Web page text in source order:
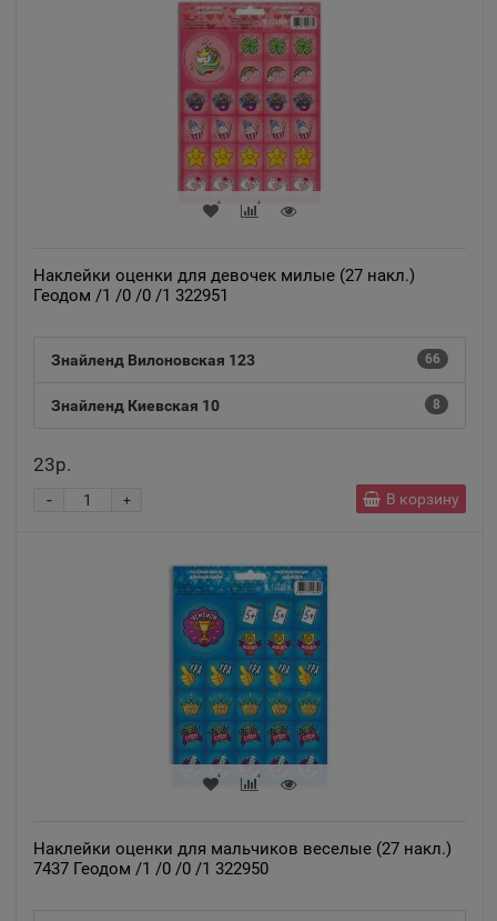
Наклейки оценки для девочек милые (27 накл.)
Геодом /1 /0 /0 /1 322951
Знайленд Вилоновская 123 66
Знайленд Киевская 10 8
23р.
+
- В корзину
Наклейки оценки для мальчиков веселые (27 накл.)
7437 Геодом /1 /0 /0 /1 322950